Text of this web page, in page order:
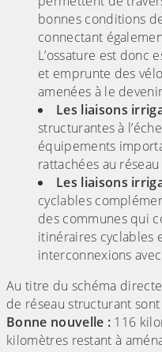
bonnes conditions
connectant
L’ossature est donc
et emprunte des
amenées à le
Les liaisons
structurantes à
équipements
rattachées au
Les liaisons
cyclables
des communes qui
itinéraires cyclables
interconnexions
Au titre du schéma
de réseau structurant
Bonne nouvelle : 116
kilomètres restant à